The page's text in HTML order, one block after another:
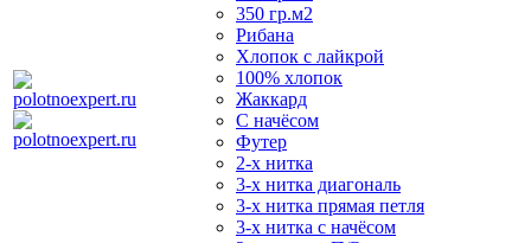
350 гр.м2
Рибана
Хлопок с лайкрой
100% хлопок
Жаккард
С начёсом
Футер
2-х нитка
3-х нитка диагональ
3-х нитка прямая петля
3-х нитка с начёсом